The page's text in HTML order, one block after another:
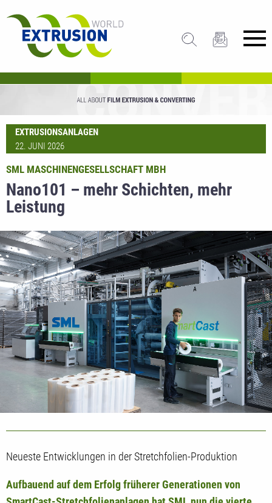
EXTRUSIONSANLAGEN
22. JUNI 2026
Nano101 – mehr Schichten, mehr
Leistung
SML MASCHINENGESELLSCHAFT MBH
Neueste Entwicklungen in der Stretchfolien-Produktion
Aufbauend auf dem Erfolg früherer Generationen von